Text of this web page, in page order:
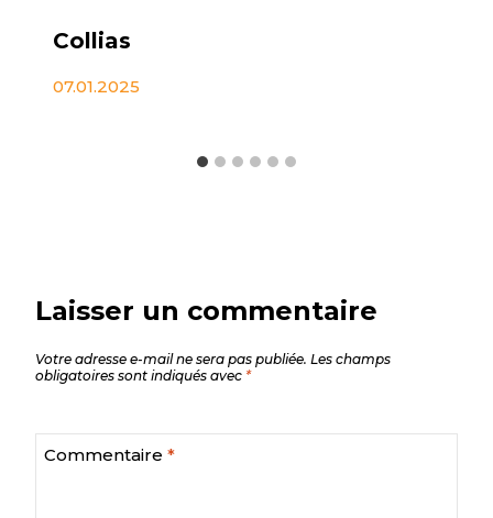
Collias
07.01.2025
Laisser un commentaire
Votre adresse e-mail ne sera pas publiée. Les champs
obligatoires sont indiqués avec *
Commentaire *